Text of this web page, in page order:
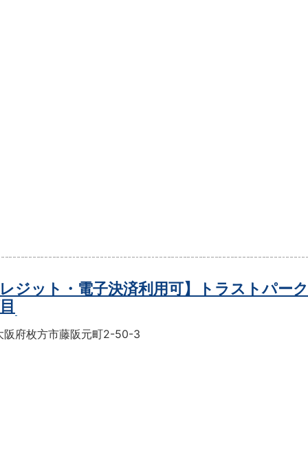
レジット・電子決済利用可】トラストパー
阪府枚方市藤阪元町2-50-3